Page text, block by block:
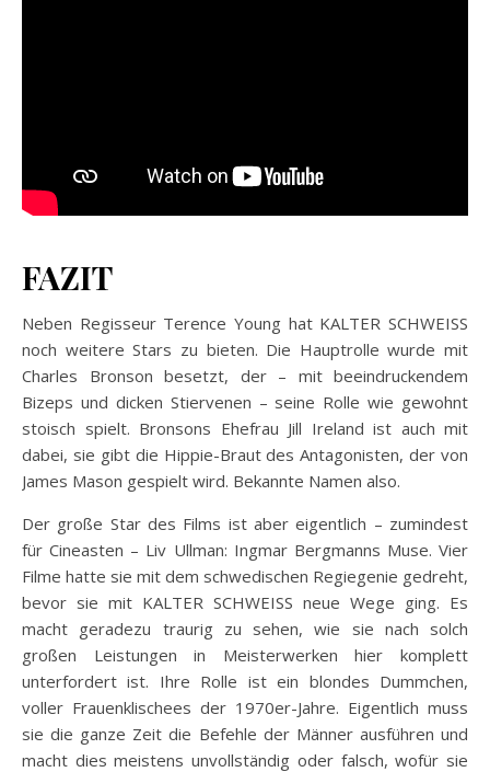
FAZIT
Neben Regisseur Terence Young hat KALTER SCHWEISS
noch weitere Stars zu bieten. Die Hauptrolle wurde mit
Charles Bronson besetzt, der – mit beeindruckendem
Bizeps und dicken Stiervenen – seine Rolle wie gewohnt
stoisch spielt. Bronsons Ehefrau Jill Ireland ist auch mit
dabei, sie gibt die Hippie-Braut des Antagonisten, der von
James Mason gespielt wird. Bekannte Namen also.
Der große Star des Films ist aber eigentlich – zumindest
für Cineasten – Liv Ullman: Ingmar Bergmanns Muse. Vier
Filme hatte sie mit dem schwedischen Regiegenie gedreht,
bevor sie mit KALTER SCHWEISS neue Wege ging. Es
macht geradezu traurig zu sehen, wie sie nach solch
großen Leistungen in Meisterwerken hier komplett
unterfordert ist. Ihre Rolle ist ein blondes Dummchen,
voller Frauenklischees der 1970er-Jahre. Eigentlich muss
sie die ganze Zeit die Befehle der Männer ausführen und
macht dies meistens unvollständig oder falsch, wofür sie